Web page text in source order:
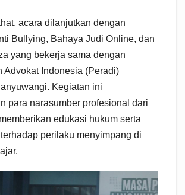
acara dilanjutkan dengan
Bullying, Bahaya Judi Online, dan
yang bekerja sama dengan
Advokat Indonesia (Peradi)
Kegiatan ini
para narasumber profesional dari
edukasi hukum serta
perilaku menyimpang di